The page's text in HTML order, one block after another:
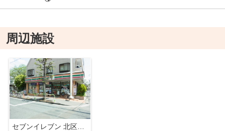
周辺施設
セブンイレブン 北区中十条3丁目店